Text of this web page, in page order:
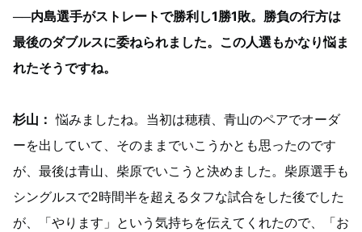
──内島選手がストレートで勝利し1勝1敗。勝負の行方は
最後のダブルスに委ねられました。この人選もかなり悩ま
れたそうですね。
杉山： 悩みましたね。当初は穂積、青山のペアでオーダ
ーを出していて、そのままでいこうかとも思ったのです
が、最後は青山、柴原でいこうと決めました。柴原選手も
シングルスで2時間半を超えるタフな試合をした後でした
が、「やります」という気持ちを伝えてくれたので、「お